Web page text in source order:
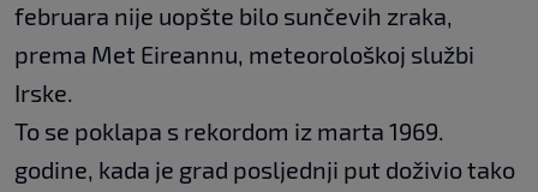
februara nije uopšte bilo sunčevih zraka,
prema Met Eireannu, meteorološkoj službi
Irske.
To se poklapa s rekordom iz marta 1969.
godine, kada je grad posljednji put doživio tako